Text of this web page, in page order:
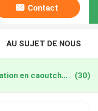
Contact
AU SUJET DE NOUS
Chine Presse de vulcanisation en caoutchouc (30)